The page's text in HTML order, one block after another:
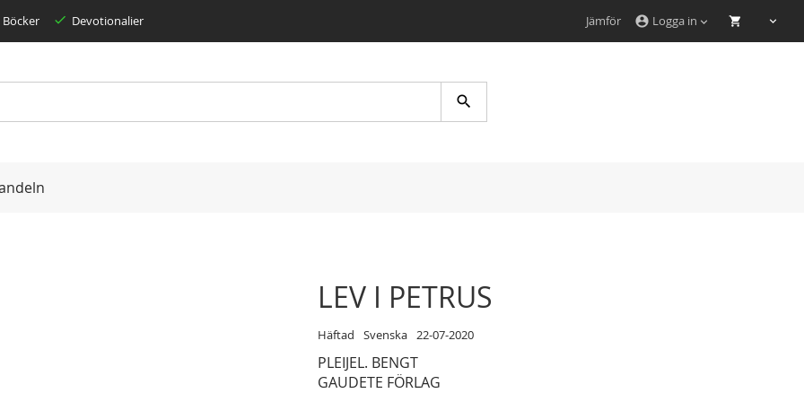
account_circle Logga in
Jämför
Böcker Devotionalier
LEV I PETRUS
Häftad Svenska 22-07-2020
PLEIJEL. BENGT
GAUDETE FÖRLAG